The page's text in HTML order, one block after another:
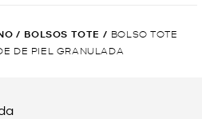
/ BOLSOS TOTE / BOLSO TOTE
DE PIEL GRANULADA